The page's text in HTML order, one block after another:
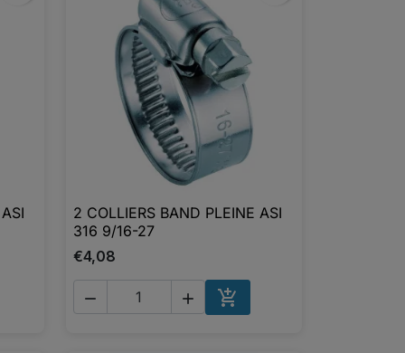
AU PANIER
 Aperçu rapide
2 COLLIERS BAND PLEINE ASI
316 9/16-27
€4,08
  
AJOUTER AU PANIER